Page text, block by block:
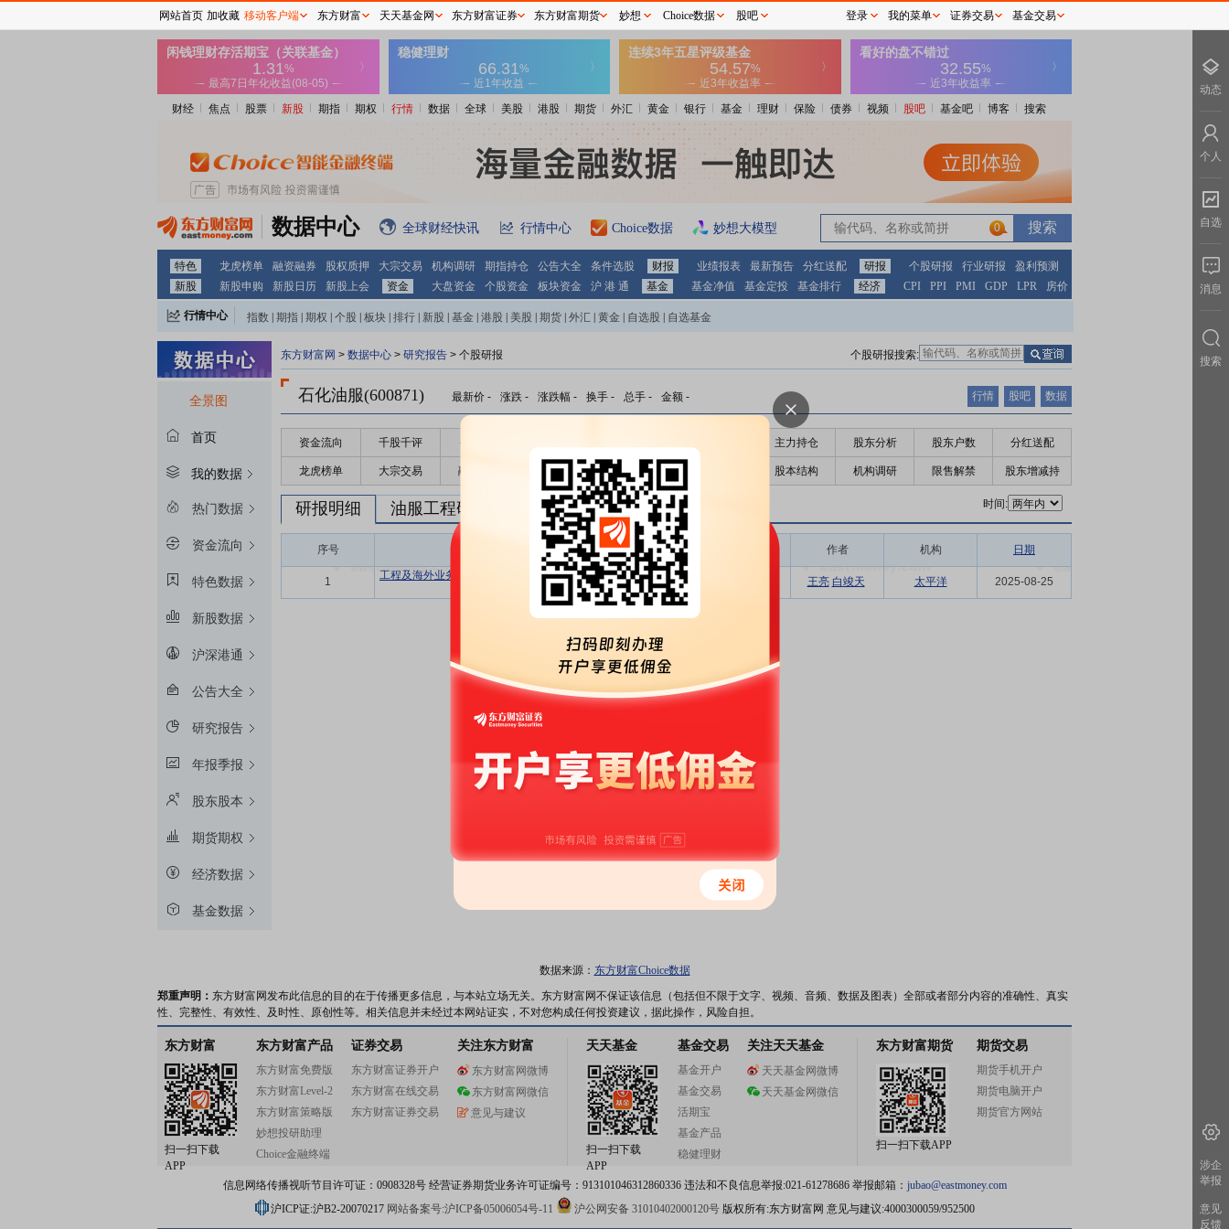
财经 焦点 股票 新股 期指 期权 行情 数据 全球 美股 港股 期货 外汇 黄金 银行 基金 理财 保险 债券 视频 股吧 基金吧 博客 搜索
数据中心 全球财经快讯 行情中心 Choice数据 妙想大模型 0
特色 龙虎榜单 融资融券 股权质押 大宗交易 机构调研 期指持仓 公告大全 条件选股 财报 业绩报表 最新预告 分红送配 研报 个股研报 行业研报
盈利预测
新股
新股申购 新股日历 新股上会 资金 大盘资金 个股资金 板块资金 沪 港 通 基金 基金净值 基金定投 基金排行 经济 CPI PPI PMI GDP LPR 房价
行情中心 指数 期指 期权 个股 板块 排行 新股 基金 港股 美股 期货 外汇 黄金 自选股 自选基金
全景图
首页
我的数据
热门数据
资金流向
特色数据
新股数据
沪深港通
公告大全
研究报告
年报季报
股东股本
期货期权
经济数据
基金数据
东方财富网 > 数据中心 > 研究报告 > 个股研报 个股研报搜索:
石化油服(600871) 最新价 - 涨跌 - 涨跌幅 - 换手 - 总手 - 金额 - 行情 股吧 数据
资金流向 千股千评 公告 主力持仓 股东分析 股东户数 分红送配
龙虎榜单 大宗交易 融资融券 高管持股 股东大会 股本结构 机构调研 限售解禁 股东增减持
时间:
研报明细 油服工程研报 油服工程盈利预测
序号
东财
评级
作者 机构 日期
1
工程及海外业务明显增长，新签合同及现金流
增持 王亮 白竣天 太平洋 2025-08-25
数据来源： 东方财富Choice数据
郑重声明： 东方财富网发布此信息的目的在于传播更多信息，与本站立场无关。东方财富网不保证该信息（包括但不限于文字、视频、音频、数据及图表）全部或者部分内容的准确性、真实
性、完整性、有效性、及时性、原创性等。相关信息并未经过本网站证实，不对您构成任何投资建议，据此操作，风险自担。
东方财富
扫一扫下载
APP
东方财富产品
东方财富免费版
东方财富Level-2
东方财富策略版
妙想投研助理
Choice金融终端
证券交易
东方财富证券开户
东方财富在线交易
东方财富证券交易
关注东方财富
东方财富网微博
东方财富网微信
意见与建议
天天基金
扫一扫下载
APP
基金交易
基金开户
基金交易
活期宝
基金产品
稳健理财
关注天天基金
天天基金网微博
天天基金网微信
东方财富期货
扫一扫下载APP
期货交易
期货手机开户
期货电脑开户
期货官方网站
信息网络传播视听节目许可证：0908328号 经营证券期货业务许可证编号：913101046312860336 违法和不良信息举报:021-61278686 举报邮箱： jubao@eastmoney.com
沪ICP证:沪B2-20070217 网站备案号:沪ICP备05006054号-11 沪公网安备 31010402000120号版权所有:东方财富网 意见与建议:4000300059/952500
网站首页 加收藏 移动客户端 东方财富 天天基金网 东方财富证券 东方财富期货 妙想 Choice数据 股吧 登录 我的菜单 证券交易 基金交易
动态
个人
自选
消息
搜索
涉企
举报
意见
反馈